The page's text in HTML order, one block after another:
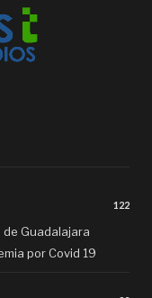
122
Guadalajara
por Covid 19